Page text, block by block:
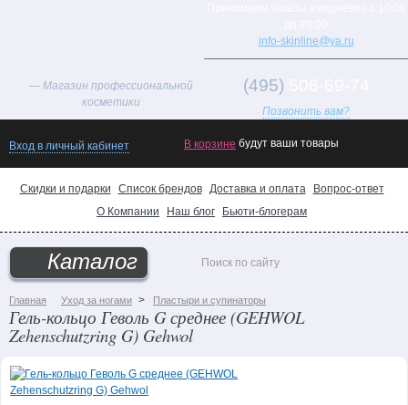
— Магазин профессиональной
косметики
info-skinline@ya.ru
(495)
Позвонить вам?
Вход в личный кабинет В корзине будут ваши товары
Скидки и подарки Список брендов Доставка и оплата
Вопрос-ответ
О Компании
Наш блог Бьюти-блогерам
дня!
продаж
Новинки
каталога
выбрать
подарок!
Каталог
Главная Уход за ногами > Пластыри и супинаторы
Гель-кольцо Геволь G среднее (GEHWOL
Zehenschutzring G) Gehwol